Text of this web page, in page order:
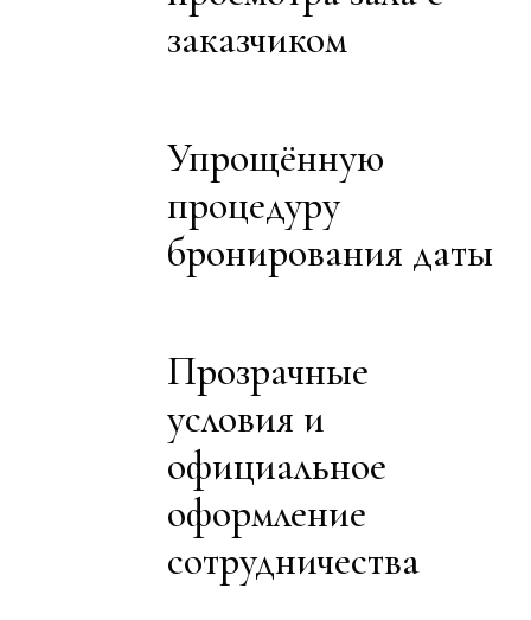
заказчиком
Упрощённую
процедуру
бронирования даты
Прозрачные
условия и
официальное
оформление
сотрудничества